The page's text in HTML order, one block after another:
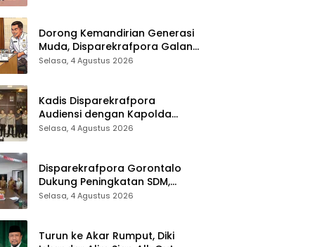
Dorong Kemandirian Generasi
Muda, Disparekrafpora Galang
Dukungan Penuh Para Aleg
Selasa, 4 Agustus 2026
Kadis Disparekrafpora
Audiensi dengan Kapolda
Gorontalo, Perkuat Sinergi
Selasa, 4 Agustus 2026
Disparekrafpora Gorontalo
Dukung Peningkatan SDM,
Berikan Rekomendasi Studi S3
Selasa, 4 Agustus 2026
Turun ke Akar Rumput, Diki